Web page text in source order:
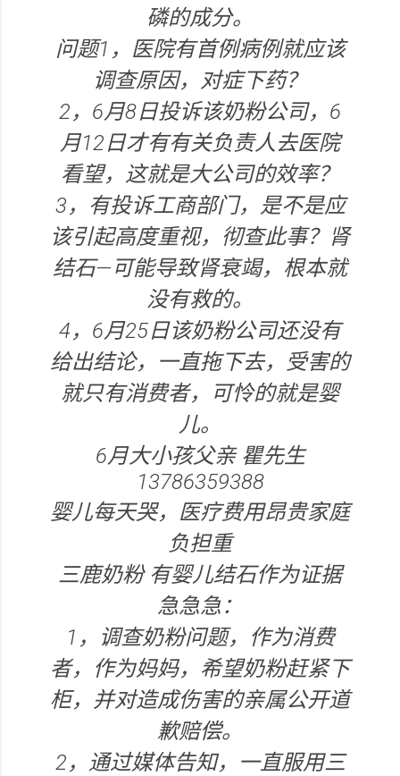
磷的成分。
问题1，医院有首例病例就应该
调查原因，对症下药？
2，6月8日投诉该奶粉公司，6
月12日才有有关负责人去医院
看望，这就是大公司的效率？
3，有投诉工商部门，是不是应
该引起高度重视，彻查此事？肾
结石—可能导致肾衰竭，根本就
没有救的。
4，6月25日该奶粉公司还没有
给出结论，一直拖下去，受害的
就只有消费者，可怜的就是婴
儿。
6月大小孩父亲 瞿先生
13786359388
婴儿每天哭，医疗费用昂贵家庭
负担重
三鹿奶粉 有婴儿结石作为证据
急急急：
1，调查奶粉问题，作为消费
者，作为妈妈，希望奶粉赶紧下
柜，并对造成伤害的亲属公开道
歉赔偿。
2，通过媒体告知，一直服用三